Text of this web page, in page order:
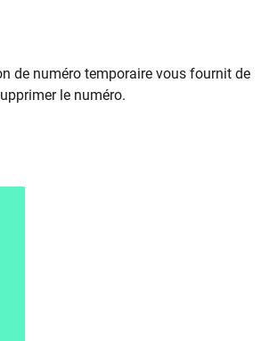
de numéro temporaire vous fournit de
le numéro.